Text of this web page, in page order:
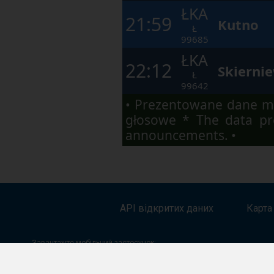
21:59 ŁKA
Ł
99685
Kutno
22:12 ŁKA
Ł
99642
• Prezentowane dane
głosowe * The data
announcements. •
API відкритих даних
Завантажте мобільний застосунок: